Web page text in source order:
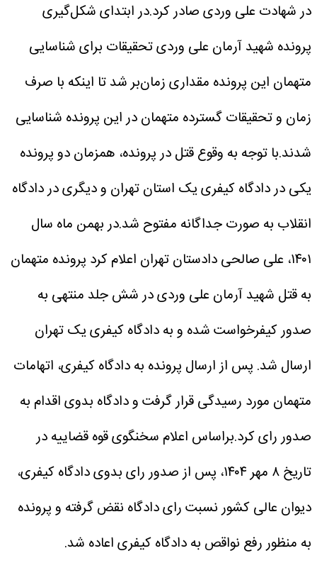
در شهادت علی وردی صادر کرد.در ابتدای شکل‌گیری
پرونده شهید آرمان علی وردی تحقیقات برای شناسایی
متهمان این پرونده مقداری زمان‌بر شد تا اینکه با صرف
زمان و تحقیقات گسترده متهمان در این پرونده شناسایی
شدند.با توجه به وقوع قتل در پرونده، همزمان دو پرونده
یکی در دادگاه کیفری یک استان تهران و دیگری در دادگاه
انقلاب به صورت جداگانه مفتوح شد.در بهمن ماه سال
۱۴۰۱، علی صالحی دادستان تهران اعلام کرد پرونده متهمان
به قتل شهید آرمان علی وردی در شش جلد منتهی به
صدور کیفرخواست شده و به دادگاه کیفری یک تهران
ارسال شد. پس از ارسال پرونده به دادگاه کیفری، اتهامات
متهمان مورد رسیدگی قرار گرفت و دادگاه بدوی اقدام به
صدور رای کرد.براساس اعلام سخنگوی قوه قضاییه در
تاریخ ۸ مهر ۱۴۰۴، پس از صدور رای بدوی دادگاه کیفری،
دیوان عالی کشور نسبت رای دادگاه نقض گرفته و پرونده
به منظور رفع نواقص به دادگاه کیفری اعاده شد.